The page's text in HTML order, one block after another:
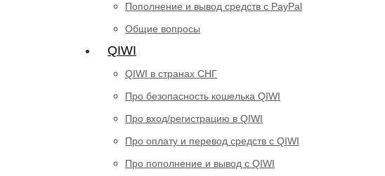
Пополнение и вывод средств с PayPal
Общие вопросы
QIWI
QIWI в странах СНГ
Про безопасность кошелька QIWI
Про вход/регистрацию в QIWI
Про оплату и перевод средств c QIWI
Про пополнение и вывод с QIWI